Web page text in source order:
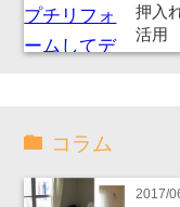
押入
活用
コラム
2017/